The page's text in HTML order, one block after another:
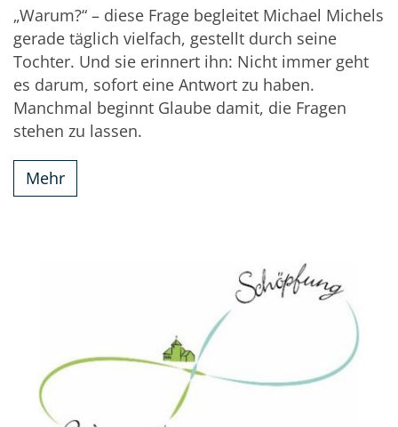
„Warum?“ – diese Frage begleitet Michael Michels
gerade täglich vielfach, gestellt durch seine
Tochter. Und sie erinnert ihn: Nicht immer geht
es darum, sofort eine Antwort zu haben.
Manchmal beginnt Glaube damit, die Fragen
stehen zu lassen.
Mehr